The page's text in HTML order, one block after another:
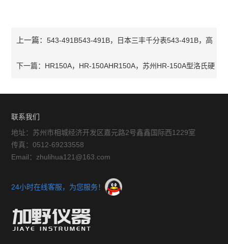
上一篇：543-491B543-491B，日本三丰千分表543-491B，高
度规，深度计
下一篇： HR150A，HR-150AHR150A，苏州HR-150A型洛氏硬
联系我们
地址：苏州市相城经济开发区嘉元路2号鑫鑫国际西1229室
传真：0512-69233558
Email：zhulihua121@163.com
24小时在线客服，为您服务！